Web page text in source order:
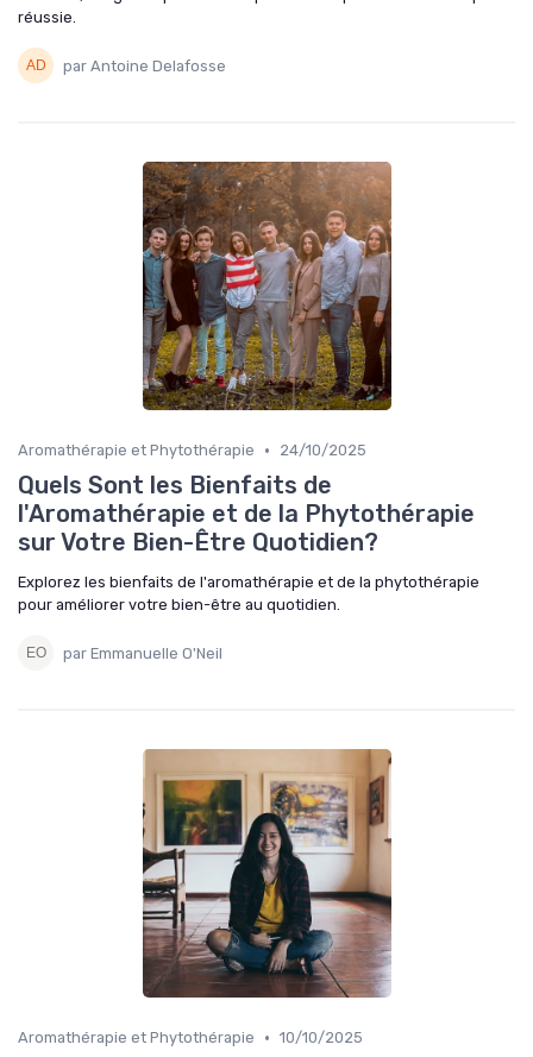
réussie.
par Antoine Delafosse
Aromathérapie et Phytothérapie • 24/10/2025
Quels Sont les Bienfaits de
l'Aromathérapie et de la Phytothérapie
sur Votre Bien-Être Quotidien?
Explorez les bienfaits de l'aromathérapie et de la phytothérapie
pour améliorer votre bien-être au quotidien.
par Emmanuelle O'Neil
Aromathérapie et Phytothérapie • 10/10/2025